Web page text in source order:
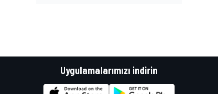
Uygulamalarımızı indirin